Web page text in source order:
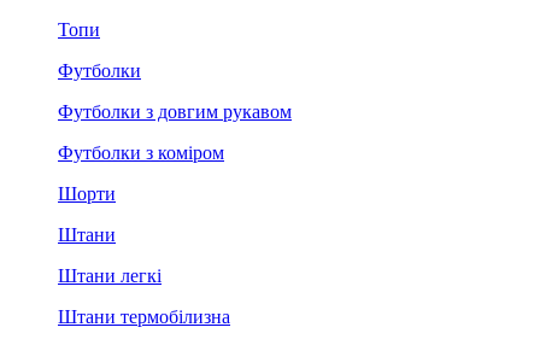
Топи
Футболки
Футболки з довгим рукавом
Футболки з коміром
Шорти
Штани
Штани легкі
Штани термобілизна